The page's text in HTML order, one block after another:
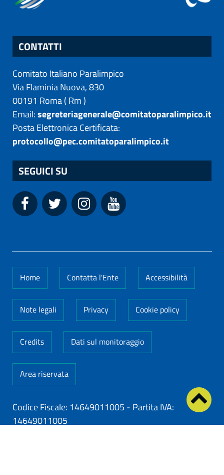
CONTATTI
Comitato Italiano Paralimpico
Via Flaminia Nuova, 830
00191 Roma( Rm)
Email:segreteriagenerale@comitatoparalimpico.it
Posta Elettronica Certificata:
protocollo@pec.comitatoparalimpico.it
SEGUICI SU
Home Contatta l'Ente Accessibilità
Note legali Privacy Cookie policy
Credits Dati sul monitoraggio
Area riservata
Codice Fiscale: 14649011005 - Partita IVA:
14649011005